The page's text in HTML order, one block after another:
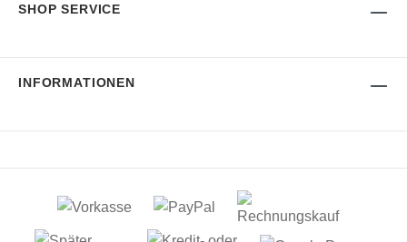
SHOP SERVICE
INFORMATIONEN